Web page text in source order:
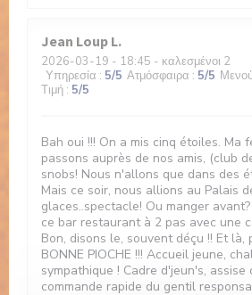
Jean Loup L
2026-03-19 - 18:45 - καλεσμένοι 2
Υπηρεσία : 5/5 Ατμόσφαιρα : 5/5
Τιμή : 5/5
Bah oui !!! On a mis cinq étoiles. Ma
passons auprès de nos amis, (club
snobs! Nous n'allons que dans des
Mais ce soir, nous allions au Palais
glaces..spectacle! Ou manger
ce bar restaurant à 2 pas avec une
Bon, disons le, souvent déçu !! Et là,
BONNE PIOCHE !!! Accueil jeune,
sympathique ! Cadre d'jeun's, assise
commande rapide du gentil